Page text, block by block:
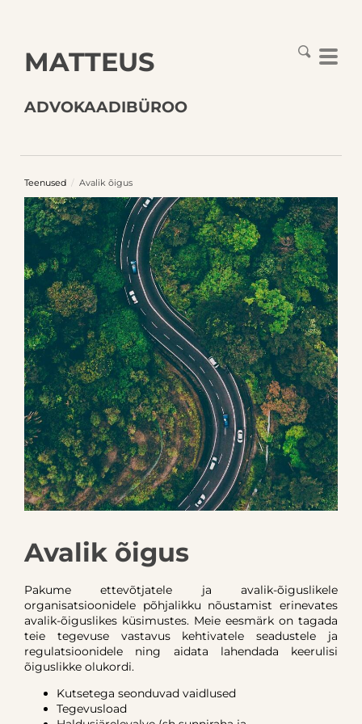
MATTEUS
ADVOKAADIBÜROO
Teenused / Avalik õigus
Avalik õigus
Pakume ettevõtjatele ja avalik-õiguslikele
organisatsioonidele põhjalikku nõustamist erinevates
avalik-õiguslikes küsimustes. Meie eesmärk on tagada
teie tegevuse vastavus kehtivatele seadustele ja
regulatsioonidele ning aidata lahendada keerulisi
õiguslikke olukordi.
Kutsetega seonduvad vaidlused
Tegevusload